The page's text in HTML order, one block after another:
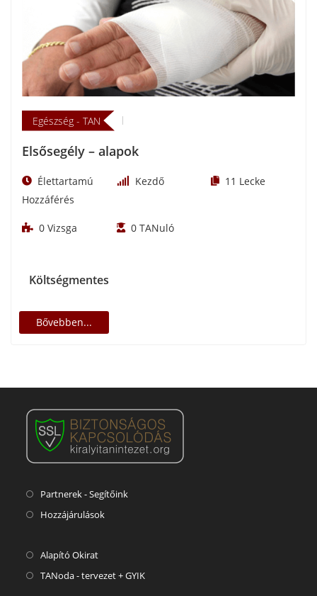
Egészség - TAN
Elsősegély – alapok
Élettartamú
Hozzáférés
Kezdő 11 Lecke
0 Vizsga 0TANuló
Költségmentes
Bővebben...
Partnerek - Segítőink
Hozzájárulások
Alapító Okirat
TANoda - tervezet + GYIK